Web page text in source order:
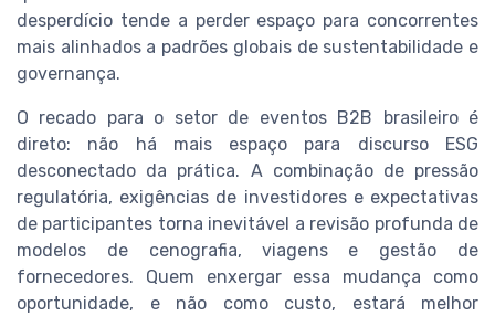
desperdício tende a perder espaço para concorrentes
mais alinhados a padrões globais de sustentabilidade e
governança.
O recado para o setor de eventos B2B brasileiro é
direto: não há mais espaço para discurso ESG
desconectado da prática. A combinação de pressão
regulatória, exigências de investidores e expectativas
de participantes torna inevitável a revisão profunda de
modelos de cenografia, viagens e gestão de
fornecedores. Quem enxergar essa mudança como
oportunidade, e não como custo, estará melhor